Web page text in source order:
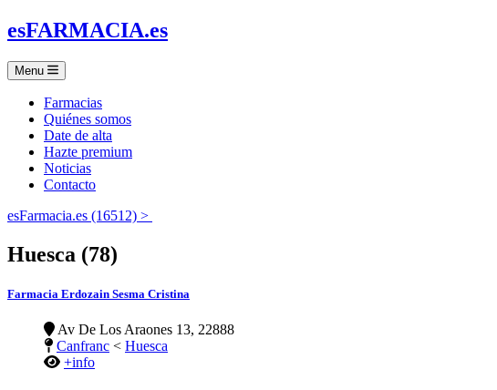
esFARMACIA.es
Menu
Farmacias
Quiénes somos
Date de alta
Hazte premium
Noticias
Contacto
esFarmacia.es (16512) >
Huesca (78)
Farmacia Erdozain Sesma Cristina
Av De Los Araones 13, 22888
Canfranc < Huesca
+info